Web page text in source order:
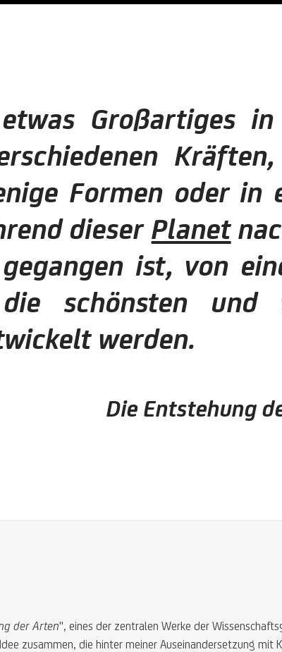
Großartiges
Formen oder in
dieser Planet
ist, von
schönsten und
werden.
Die Entstehung
der Arten", eines der zentralen Werke der
zusammen, die hinter meiner Auseinandersetzung